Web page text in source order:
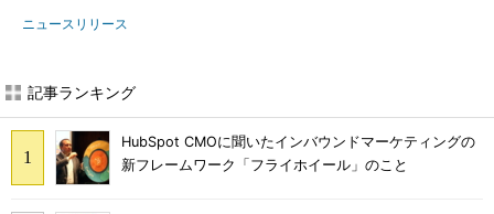
ニュースリリース
記事ランキング
HubSpot CMOに聞いたインバウンドマーケティングの
新フレームワーク「フライホイール」のこと